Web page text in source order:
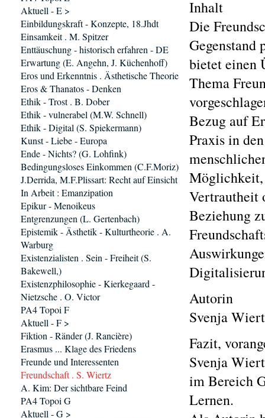
Inhalt
Die
Gegenstand
bietet einen
Thema
Bezug auf
Praxis in
Möglichkeit,
Vertrautheit
Beziehung
Autorin
Svenja
Fazit,
Svenja
im Bereich
Lernen.
Aktuell - E >
Einbildungskraft - Konzepte, 18.Jhdt
Einsamkeit . M. Spitzer
Enttäuschung - historisch erfahren - DE
Erwartung (E. Angehn, J. Küchenhoff)
Eros und Erkenntnis . Ästhetische Theorie
Eros & Thanatos - Denken
Ethik - Trost . B. Dober
Ethik - vulnerabel (M.W. Schnell)
Ethik - Digital (S. Spiekermann)
Kunst - Liebe - Europa
Ende - Nichts? (G. Lohfink)
Bedingungsloses Einkommen (C.F.Moriz)
J.Derrida, M.F.Plissart: Recht auf Einsicht
In Arbeit : Emanzipation
Epikur - Menoikeus
Entgrenzungen (L. Gertenbach)
Epistemik - Ästhetik - Kulturtheorie . A.
Warburg
Existenzialisten . Sein - Freiheit (S.
Bakewell,)
Existenzphilosophie - Kierkegaard -
Nietzsche . O. Victor
PA4 Topoi F
Aktuell - F >
Fiktion - Ränder (J. Rancière)
Erasmus ... Klage des Friedens
Freunde und Interessenten
Freundschaft . S. Wiertz
A. Kim: Der sichtbare Feind
PA4 Topoi G
Aktuell - G >